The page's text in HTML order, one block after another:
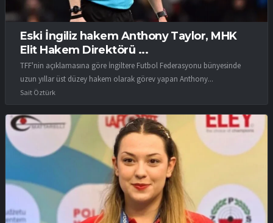
Eski İngiliz hakem Anthony Taylor, MHK
Elit Hakem Direktörü ...
TFF'nin açıklamasına göre İngiltere Futbol Federasyonu bünyesinde
uzun yıllar üst düzey hakem olarak görev yapan Anthony...
Sait Öztürk